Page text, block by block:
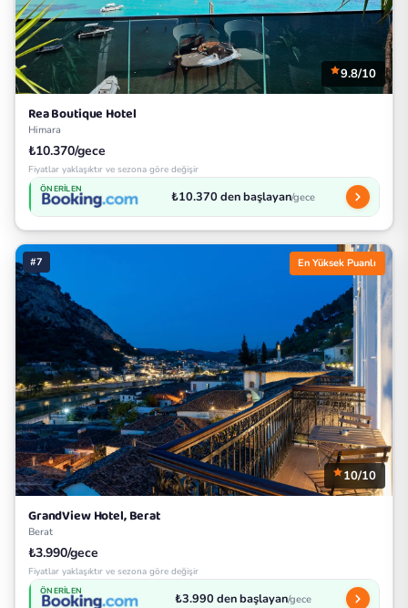
9.8/10
Rea Boutique Hotel
Himara
₺10.370/gece
Fiyatlar yaklaşıktır ve sezona göre değişir
ÖNERILEN ₺10.370 den başlayan/gece
#7 En Yüksek Puanlı
10/10
GrandView Hotel, Berat
Berat
₺3.990/gece
Fiyatlar yaklaşıktır ve sezona göre değişir
ÖNERILEN ₺3.990 den başlayan/gece